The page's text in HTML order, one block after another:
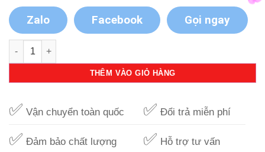
Zalo Facebook Gọi ngay
Địu Hug Helper - N99497 Xám-hồng số lượng
THÊM VÀO GIỎ HÀNG
✅ Vận chuyển toàn quốc ✅ Đổi trả miễn phí
✅ Đảm bảo chất lượng ✅ Hỗ trợ tư vấn